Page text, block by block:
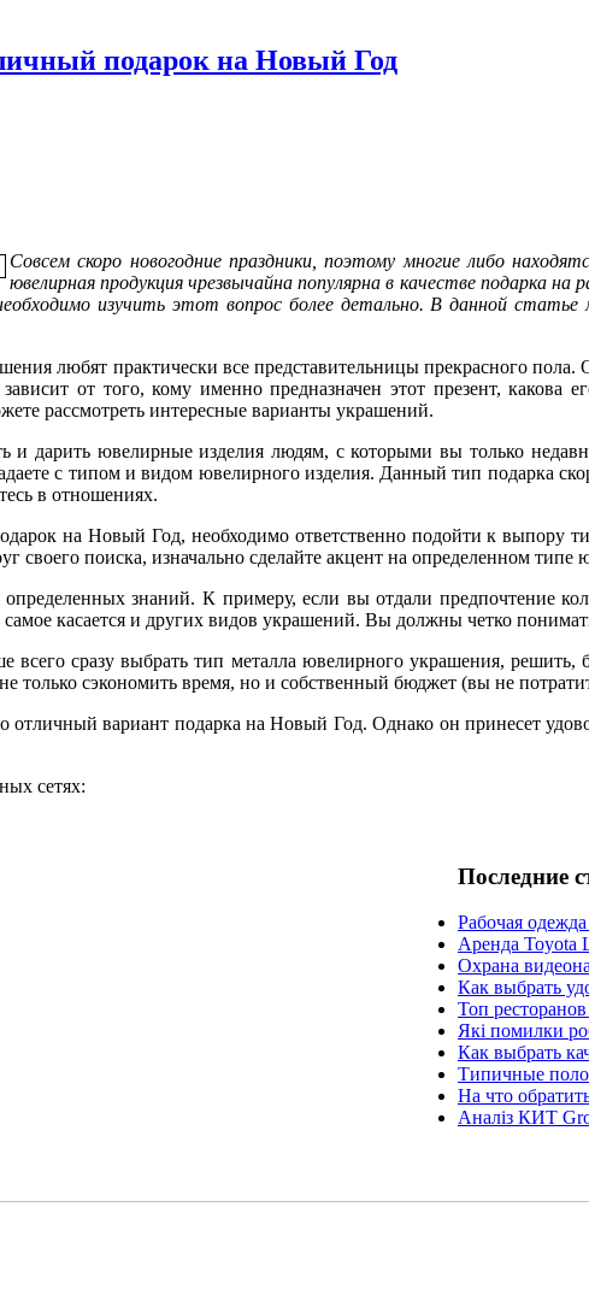
подарок на Новый Год
Совсем скоро новогодние праздники, поэтому многие либо
ювелирная продукция чрезвычайна популярна в качестве подарка
изучить этот вопрос более детально. В данной
любят практически все представительницы прекрасного
от того, кому именно предназначен этот презент, какова
рассмотреть интересные варианты украшений.
и дарить ювелирные изделия людям, с которыми вы только
с типом и видом ювелирного изделия. Данный тип подарка
в отношениях.
на Новый Год, необходимо ответственно подойти к выпору
своего поиска, изначально сделайте акцент на определенном типе
знаний. К примеру, если вы отдали предпочтение
касается и других видов украшений. Вы должны четко
всего сразу выбрать тип металла ювелирного украшения,
только сэкономить время, но и собственный бюджет (вы не
вариант подарка на Новый Год. Однако он принесет
сетях:
Последние
Рабочая
Аренда Toyota
Охрана
Как выбрать
Топ
Які помилки
Как выбрать
Типичные
На что
Аналіз КИТ